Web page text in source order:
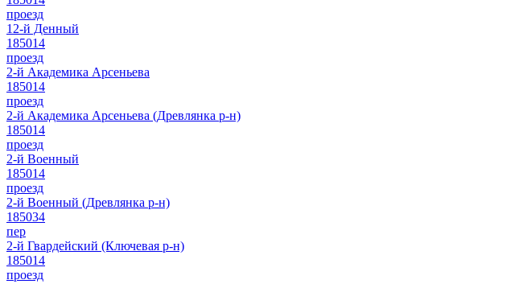
проезд
12-й Денный
185014
проезд
2-й Академика Арсеньева
185014
проезд
2-й Академика Арсеньева (Древлянка р-н)
185014
проезд
2-й Военный
185014
проезд
2-й Военный (Древлянка р-н)
185034
пер
2-й Гвардейский (Ключевая р-н)
185014
проезд